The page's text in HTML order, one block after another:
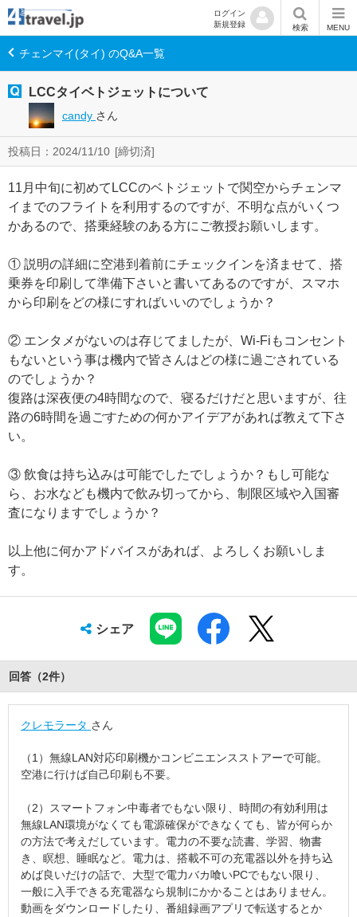
ログイン
新規登録
検索 MENU
チェンマイ(タイ) のQ&A一覧
LCCタイベトジェットについて
candy さん
投稿日：2024/11/10 [締切済]
11月中旬に初めてLCCのベトジェットで関空からチェンマ
イまでのフライトを利用するのですが、不明な点がいくつ
かあるので、搭乗経験のある方にご教授お願いします。
① 説明の詳細に空港到着前にチェックインを済ませて、搭
乗券を印刷して準備下さいと書いてあるのですが、スマホ
から印刷をどの様にすればいいのでしょうか？
② エンタメがないのは存じてましたが、Wi-Fiもコンセント
もないという事は機内で皆さんはどの様に過ごされている
のでしょうか？
復路は深夜便の4時間なので、寝るだけだと思いますが、往
路の6時間を過ごすための何かアイデアがあれば教えて下さ
い。
③ 飲食は持ち込みは可能でしたでしょうか？もし可能な
ら、お水なども機内で飲み切ってから、制限区域や入国審
査になりますでしょうか？
以上他に何かアドバイスがあれば、よろしくお願いしま
す。
シェア
回答（2件）
クレモラータ さん
（1）無線LAN対応印刷機かコンビニエンスストアーで可能。
空港に行けば自己印刷も不要。
（2）スマートフォン中毒者でもない限り、時間の有効利用は
無線LAN環境がなくても電源確保ができなくても、皆が何らか
の方法で考えだしています。電力の不要な読書、学習、物書
き、瞑想、睡眠など。電力は、搭載不可の充電器以外を持ち込
めば良いだけの話で、大型で電力バカ喰いPCでもない限り、
一般に入手できる充電器なら規制にかかることはありません。
動画をダウンロードしたり、番組録画アプリで転送するとか